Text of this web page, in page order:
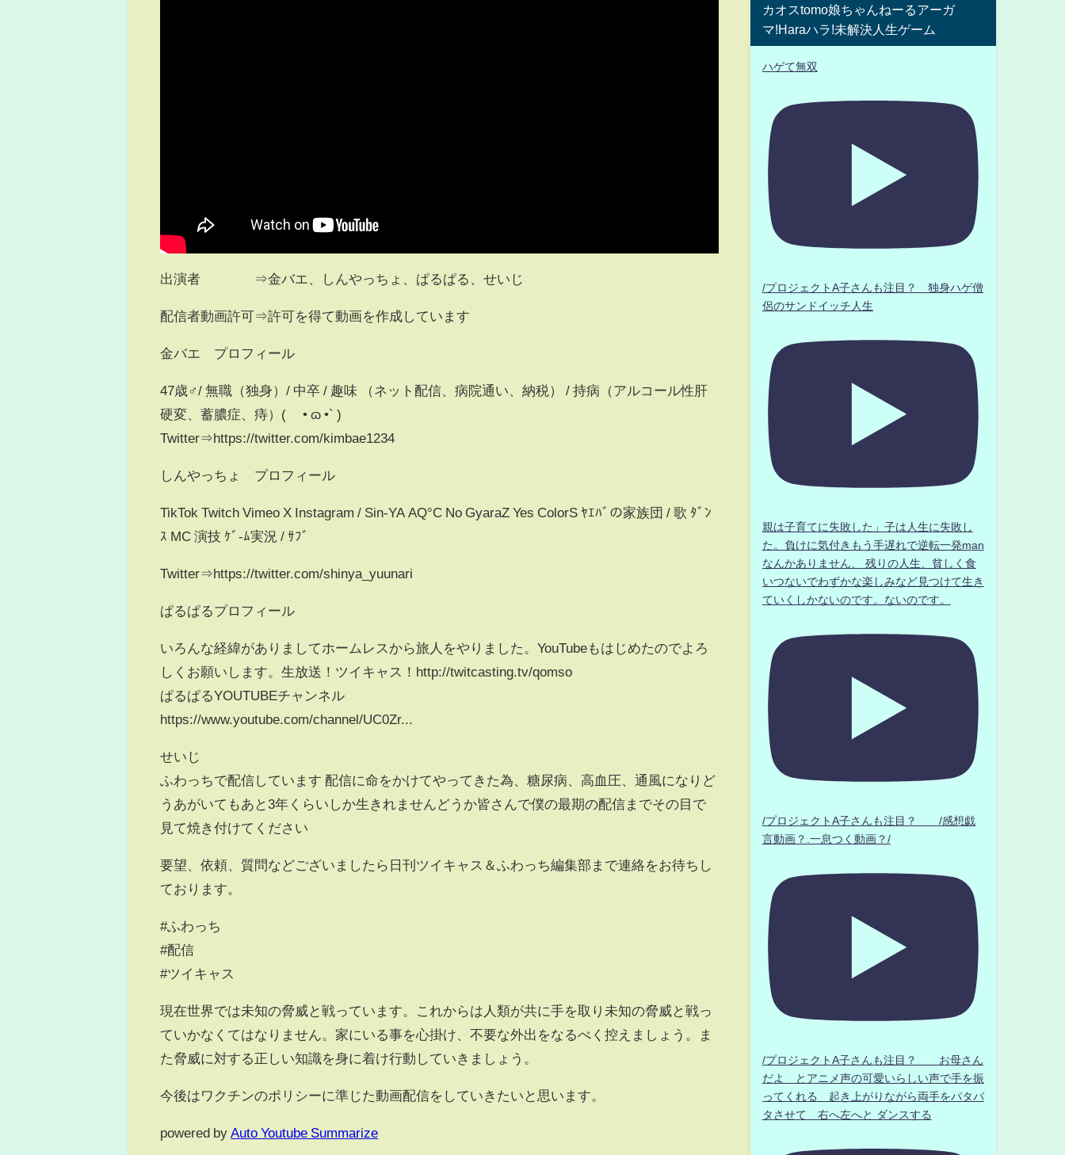
出演者 ⇒金バエ、しんやっちょ、ぱるぱる、せいじ
配信者動画許可⇒許可を得て動画を作成しています
金バエ プロフィール
47歳♂/ 無職（独身）/ 中卒 / 趣味 （ネット配信、病院通い、納税） / 持病（アルコール性肝
硬変、蓄膿症、痔）( ´• ɷ •` )
Twitter⇒https://twitter.com/kimbae1234
しんやっちょ プロフィール
TikTok Twitch Vimeo X Instagram / Sin-YA AQ°C No GyaraZ Yes ColorS ﾔｴﾊﾞの家族団 / 歌 ﾀﾞﾝ
ｽ MC 演技 ｹﾞ-ﾑ実況 / ｻﾌﾞ
Twitter⇒https://twitter.com/shinya_yuunari
ぱるぱるプロフィール
いろんな経緯がありましてホームレスから旅人をやりました。YouTubeもはじめたのでよろ
しくお願いします。生放送！ツイキャス！http://twitcasting.tv/qomso
ぱるぱるYOUTUBEチャンネル
https://www.youtube.com/channel/UC0Zr...
せいじ
ふわっちで配信しています 配信に命をかけてやってきた為、糖尿病、高血圧、通風になりど
うあがいてもあと3年くらいしか生きれませんどうか皆さんで僕の最期の配信までその目で
見て焼き付けてください
要望、依頼、質問などございましたら日刊ツイキャス＆ふわっち編集部まで連絡をお待ちし
ております。
#ふわっち
#配信
#ツイキャス
現在世界では未知の脅威と戦っています。これからは人類が共に手を取り未知の脅威と戦っ
ていかなくてはなりません。家にいる事を心掛け、不要な外出をなるべく控えましょう。ま
た脅威に対する正しい知識を身に着け行動していきましょう。
今後はワクチンのポリシーに準じた動画配信をしていきたいと思います。
powered by Auto Youtube Summarize
カオスtomo娘ちゃんねーるアーガ
マ!Haraハラ!未解決人生ゲーム
ハゲて無双
/プロジェクトA子さんも注目？ 独身ハゲ僧
侶のサンドイッチ人生
親は子育てに失敗した」子は人生に失敗し
た。負けに気付きもう手遅れで逆転一発man
なんかありません、 残りの人生、貧しく食
いつないでわずかな楽しみなど見つけて生き
ていくしかないのです。ないのです。
/プロジェクトA子さんも注目？ /感想戯
言動画？.一息つく動画？/
/プロジェクトA子さんも注目？ お母さん
だよ とアニメ声の可愛いらしい声で手を振
ってくれる 起き上がりながら両手をパタパ
タさせて 右へ左へと ダンスする